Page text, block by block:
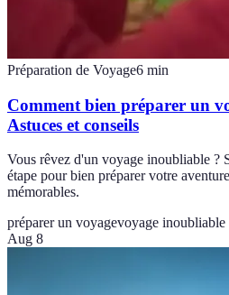
Préparation de Voyage6 min
Comment bien préparer un
Astuces et conseils
Vous rêvez d'un voyage inoubliable ?
étape pour bien préparer votre
mémorables.
préparer un voyagevoyage inoubliable
Aug 8